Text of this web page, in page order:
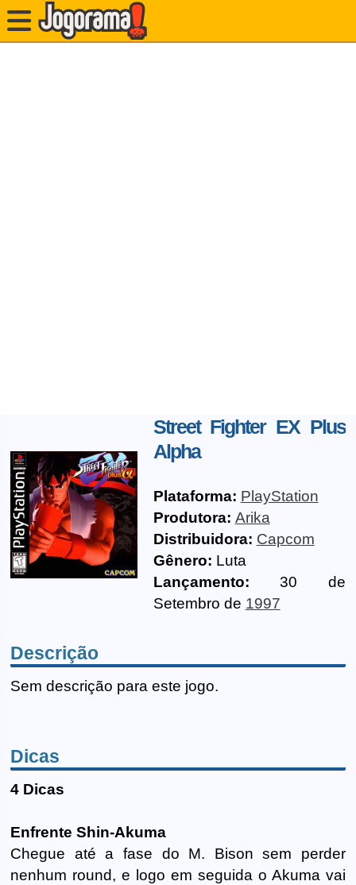
Street Fighter EX Plus
Alpha
Plataforma: PlayStation
Produtora: Arika
Distribuidora: Capcom
Gênero: Luta
Lançamento: 30 de
Setembro de 1997
Descrição
Sem descrição para este jogo.
Dicas
4 Dicas
Enfrente Shin-Akuma
Chegue até a fase do M. Bison sem perder
nenhum round, e logo em seguida o Akuma vai